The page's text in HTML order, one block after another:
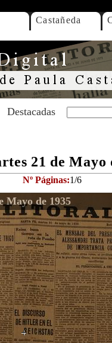
Castañeda
Destacadas
21 de Mayo
Nº Páginas:1/6
de 1935